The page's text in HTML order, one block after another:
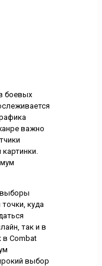
боевых
важно
выборы
куда
так и в
Combat
выбор